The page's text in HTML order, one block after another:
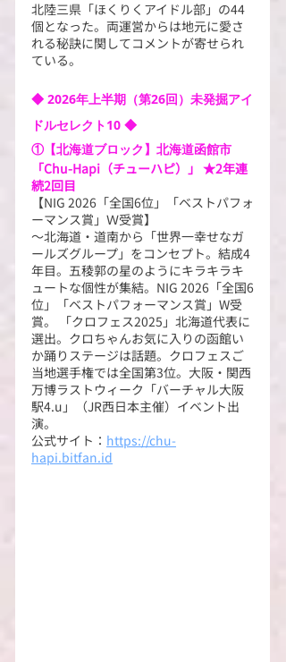
北陸三県「ほくりくアイドル部」の44
個となった。両運営からは地元に愛さ
れる秘訣に関してコメントが寄せられ
ている。
◆ 2026年上半期（第26回）未発掘アイ
ドルセレクト10 ◆
①【北海道ブロック】北海道函館市
「Chu-Hapi（チューハピ）」 ★2年連
続2回目
【NIG 2026「全国6位」「ベストパフォ
ーマンス賞」Ｗ受賞】
～北海道・道南から「世界一幸せなガ
ールズグループ」をコンセプト。結成4
年目。五稜郭の星のようにキラキラキ
ュートな個性が集結。NIG 2026「全国6
位」「ベストパフォーマンス賞」W受
賞。 「クロフェス2025」北海道代表に
選出。クロちゃんお気に入りの函館い
か踊りステージは話題。クロフェスご
当地選手権では全国第3位。大阪・関西
万博ラストウィーク「バーチャル大阪
駅4.u」（JR西日本主催）イベント出
演。
公式サイト： https://chu-
hapi.bitfan.id